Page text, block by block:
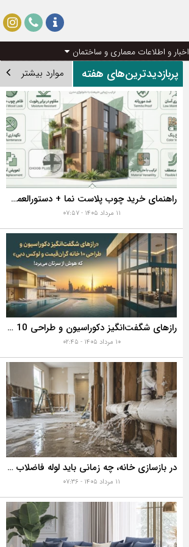
اخبار و اطلاعات معماری و ساختمان
پربازدیدترین‌های هفته موارد بیشتر
راهنمای خرید چوب پلاست نما + دستورالعمل نصب اصولی
۱۱ مرداد ۱۴۰۵ - ۰۷:۵۷
رازهای شگفت‌انگیز دکوراسیون و طراحی 10 خانه گران‌قیمت و لوکس دبی که هوش از سرتان می‌برد!
۱۰ مرداد ۱۴۰۵ - ۰۲:۴۵
در بازسازی خانه، چه زمانی باید لوله فاضلاب را تعویض کنیم؟ ۷ نشانه‌ای که نباید نادیده بگیرید
۱۱ مرداد ۱۴۰۵ - ۰۷:۳۶